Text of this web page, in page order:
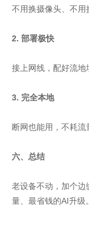
不用换摄像头、不用
2. 部署极快
接上网线，配好流地
3. 完全本地
断网也能用，不耗流
六、总结
老设备不动，加个边
量、最省钱的AI升级。